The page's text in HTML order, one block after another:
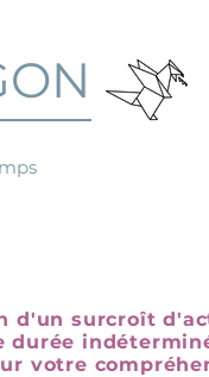
d'un surcroît
durée
votre